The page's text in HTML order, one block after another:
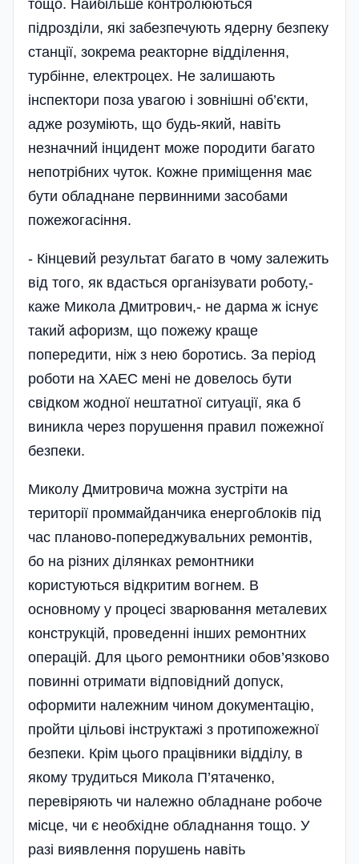
тощо. Найбільше контролюються
підрозділи, які забезпечують ядерну безпеку
станції, зокрема реакторне відділення,
турбінне, електроцех. Не залишають
інспектори поза увагою і зовнішні об’єкти,
адже розуміють, що будь-який, навіть
незначний інцидент може породити багато
непотрібних чуток. Кожне приміщення має
бути обладнане первинними засобами
пожежогасіння.
- Кінцевий результат багато в чому залежить
від того, як вдасться організувати роботу,-
каже Микола Дмитрович,- не дарма ж існує
такий афоризм, що пожежу краще
попередити, ніж з нею боротись. За період
роботи на ХАЕС мені не довелось бути
свідком жодної нештатної ситуації, яка б
виникла через порушення правил пожежної
безпеки.
Миколу Дмитровича можна зустріти на
території проммайданчика енергоблоків під
час планово-попереджувальних ремонтів,
бо на різних ділянках ремонтники
користуються відкритим вогнем. В
основному у процесі зварювання металевих
конструкцій, проведенні інших ремонтних
операцій. Для цього ремонтники обов’язково
повинні отримати відповідний допуск,
оформити належним чином документацію,
пройти цільові інструктажі з протипожежної
безпеки. Крім цього працівники відділу, в
якому трудиться Микола П’ятаченко,
перевіряють чи належно обладнане робоче
місце, чи є необхідне обладнання тощо. У
разі виявлення порушень навіть